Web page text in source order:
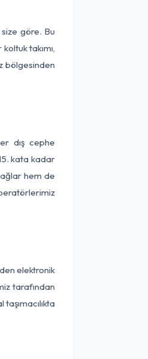
göre. Bu
takımı,
bölgesinden
dış cephe
kata kadar
hem de
elektronik
tarafından